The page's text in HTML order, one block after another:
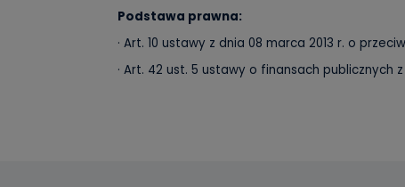
Podstawa prawna:
· Art. 10 ustawy z dnia 08 marca 2013 r. o
· Art. 42 ust. 5 ustawy o finansach publicznych